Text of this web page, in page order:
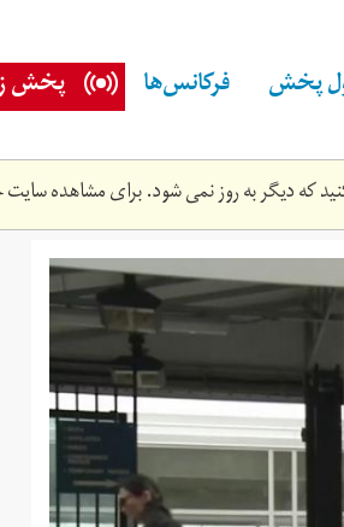
پخش فرکانس‌ها پخش
که دیگر به روز نمی شود. برای مشاهده سایت